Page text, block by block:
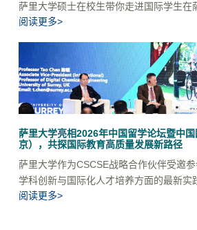
萨里大学硕士在校生带你走进国际学生在
阅读更多>
萨里大学亮相2026年中国留学论坛暨中
京），共探国际教育高质量发展新路径
萨里大学作为CSCSE战略合作伙伴受邀
学科创新与国际化人才培养方面的最新实
阅读更多>